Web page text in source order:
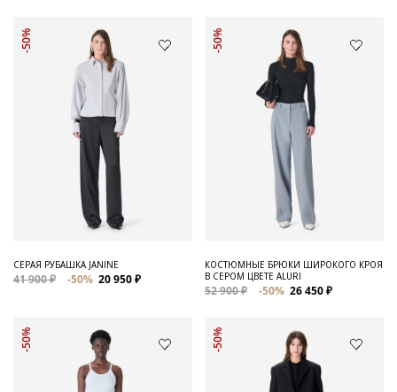
-50%
СЕРАЯ РУБАШКА JANINE
41 900 ₽ -50% 20 950 ₽
-50%
КОСТЮМНЫЕ БРЮКИ ШИРОКОГО КРОЯ
В СЕРОМ ЦВЕТЕ ALURI
52 900 ₽ -50% 26 450 ₽
-50% -50%